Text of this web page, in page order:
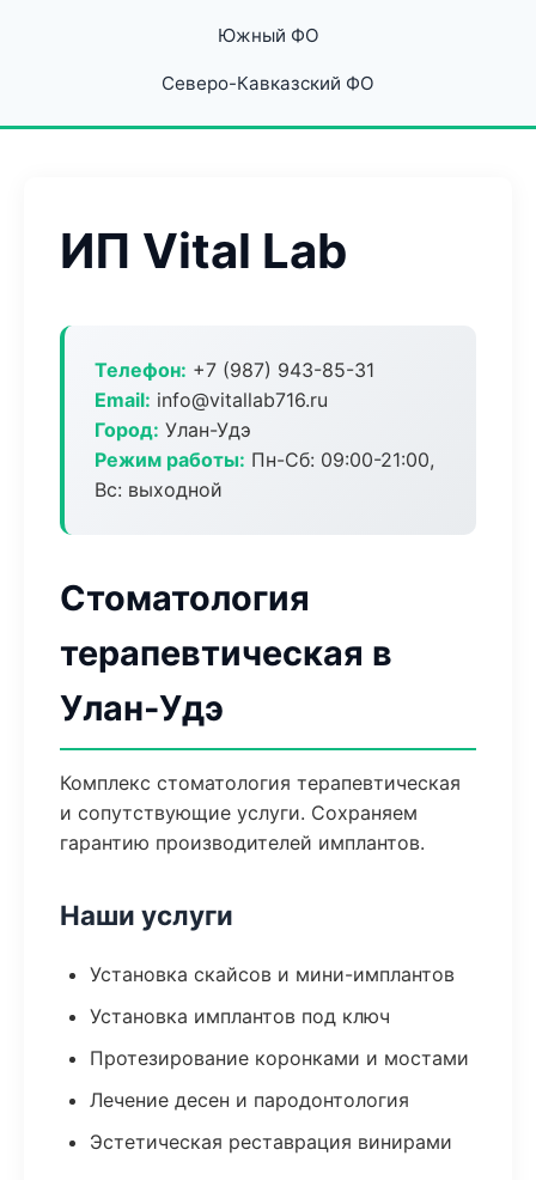
Южный ФО
Северо-Кавказский ФО
ИП Vital Lab
Телефон: +7 (987) 943-85-31
Email: info@vitallab716.ru
Город: Улан-Удэ
Режим работы: Пн-Сб: 09:00-21:00,
Вс: выходной
Стоматология
терапевтическая в
Улан-Удэ
Комплекс стоматология терапевтическая
и сопутствующие услуги. Сохраняем
гарантию производителей имплантов.
Наши услуги
Установка скайсов и мини-имплантов
Установка имплантов под ключ
Протезирование коронками и мостами
Лечение десен и пародонтология
Эстетическая реставрация винирами